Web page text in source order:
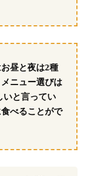
昼と夜は2種
ニュー選びは
いと言ってい
べることがで